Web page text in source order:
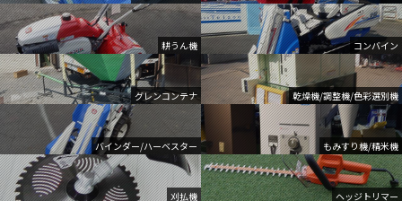
耕うん機 コンバイン
グレンコンテナ 乾燥機/調整機/色彩選別機
バインダー/ハーベスター もみすり機/精米機
刈払機 ヘッジトリマー